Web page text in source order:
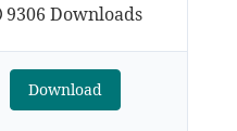
9306 Downloads
Download